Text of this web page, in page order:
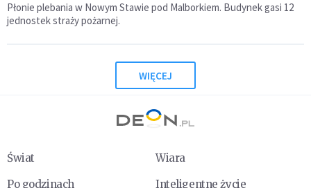
Płonie plebania w Nowym Stawie pod Malborkiem. Budynek gasi 12
jednostek straży pożarnej.
WIĘCEJ
Świat
Wiara
Po godzinach
Inteligentne życie